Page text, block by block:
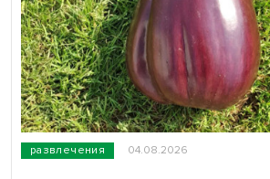
развлечения 04.08.2026